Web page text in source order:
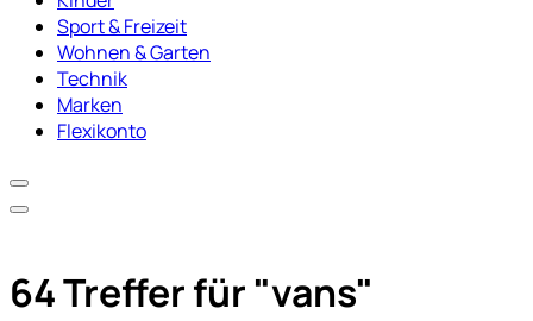
Sport & Freizeit
Wohnen & Garten
Technik
Marken
Flexikonto
64 Treffer für "vans"